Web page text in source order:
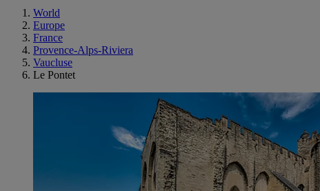
World
Europe
France
Provence-Alps-Riviera
Vaucluse
Le Pontet